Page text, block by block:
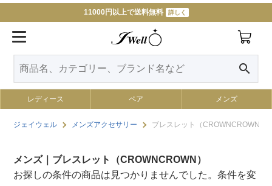
11000円以上で送料無料 詳しく
search
レディース ペア メンズ
ジェイウェル メンズアクセサリー ブレスレット（CROWNCROWN）
メンズ｜ブレスレット（CROWNCROWN）
お探しの条件の商品は見つかりませんでした。条件を変